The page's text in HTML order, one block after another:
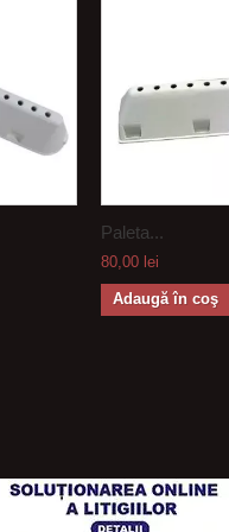
Paleta...
80,00 lei
Adaugă în coş